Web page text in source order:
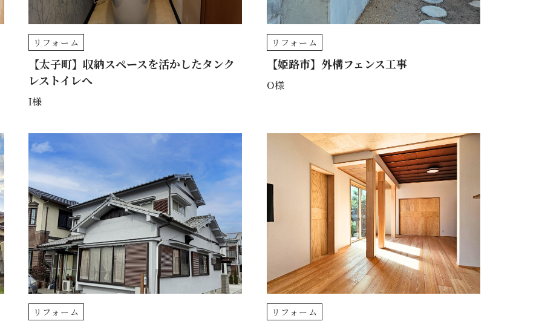
リフォーム
【太子町】収納スペースを活かしたタンク
レストイレへ
I様
リフォーム
【姫路市】外構フェンス工事
O様
リフォーム リフォーム